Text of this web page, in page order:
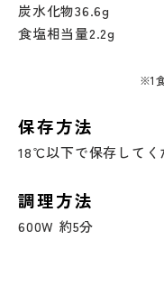
炭水化物36.6g
食塩相当量2.2g
※1
保存方法
18℃以下で保存してく
調理方法
600W 約5分